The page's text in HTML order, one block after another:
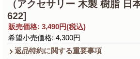
（アクセサリー 木製 樹脂 日
622]
販売価格: 3,490円(税込)
希望小売価格: 4,300円
返品特約に関する重要事項